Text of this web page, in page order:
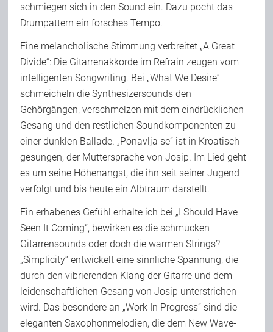
schmiegen sich in den Sound ein. Dazu pocht das
Drumpattern ein forsches Tempo.
Eine melancholische Stimmung verbreitet „A Great
Divide“: Die Gitarrenakkorde im Refrain zeugen vom
intelligenten Songwriting. Bei „What We Desire“
schmeicheln die Synthesizersounds den
Gehörgängen, verschmelzen mit dem eindrücklichen
Gesang und den restlichen Soundkomponenten zu
einer dunklen Ballade. „Ponavlja se“ ist in Kroatisch
gesungen, der Muttersprache von Josip. Im Lied geht
es um seine Höhenangst, die ihn seit seiner Jugend
verfolgt und bis heute ein Albtraum darstellt.
Ein erhabenes Gefühl erhalte ich bei „I Should Have
Seen It Coming“, bewirken es die schmucken
Gitarrensounds oder doch die warmen Strings?
„Simplicity“ entwickelt eine sinnliche Spannung, die
durch den vibrierenden Klang der Gitarre und dem
leidenschaftlichen Gesang von Josip unterstrichen
wird. Das besondere an „Work In Progress“ sind die
eleganten Saxophonmelodien, die dem New Wave-